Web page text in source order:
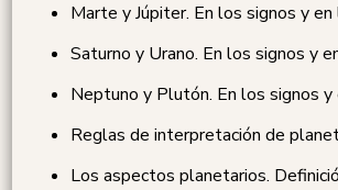
Marte y Júpiter. En los signos y en
Saturno y Urano. En los signos y
Neptuno y Plutón. En los signos y
Reglas de interpretación de
Los aspectos planetarios.